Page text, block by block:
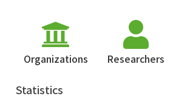
Organizations Researchers
Statistics